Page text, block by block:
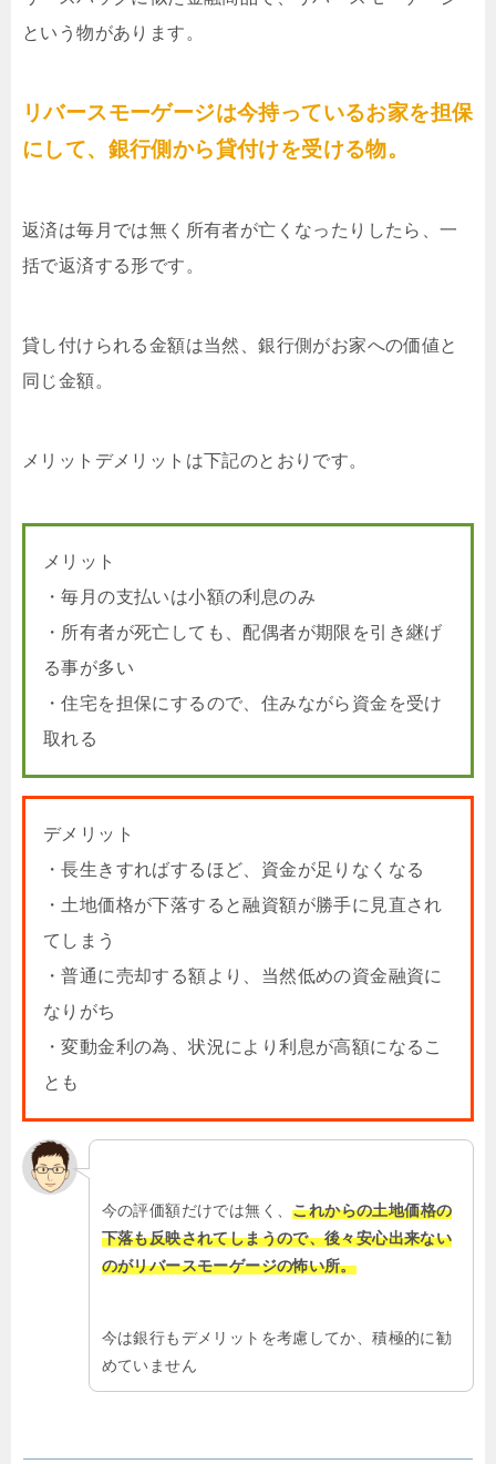
という物があります。
リバースモーゲージは今持っているお家を担保
にして、銀行側から貸付けを受ける物。
返済は毎月では無く所有者が亡くなったりしたら、一
括で返済する形です。
貸し付けられる金額は当然、銀行側がお家への価値と
同じ金額。
メリットデメリットは下記のとおりです。
メリット
・毎月の支払いは小額の利息のみ
・所有者が死亡しても、配偶者が期限を引き継げ
る事が多い
・住宅を担保にするので、住みながら資金を受け
取れる
デメリット
・長生きすればするほど、資金が足りなくなる
・土地価格が下落すると融資額が勝手に見直され
てしまう
・普通に売却する額より、当然低めの資金融資に
なりがち
・変動金利の為、状況により利息が高額になるこ
とも
今の評価額だけでは無く、これからの土地価格の
下落も反映されてしまうので、後々安心出来ない
のがリバースモーゲージの怖い所。
今は銀行もデメリットを考慮してか、積極的に勧
めていません